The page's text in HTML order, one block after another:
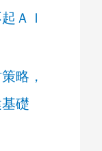
ＡＩ
略，
礎